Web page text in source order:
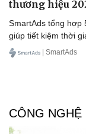
thương hiệu
SmartAds tổng hợp
giúp tiết kiệm thời
| SmartAds
CÔNG NGHỆ